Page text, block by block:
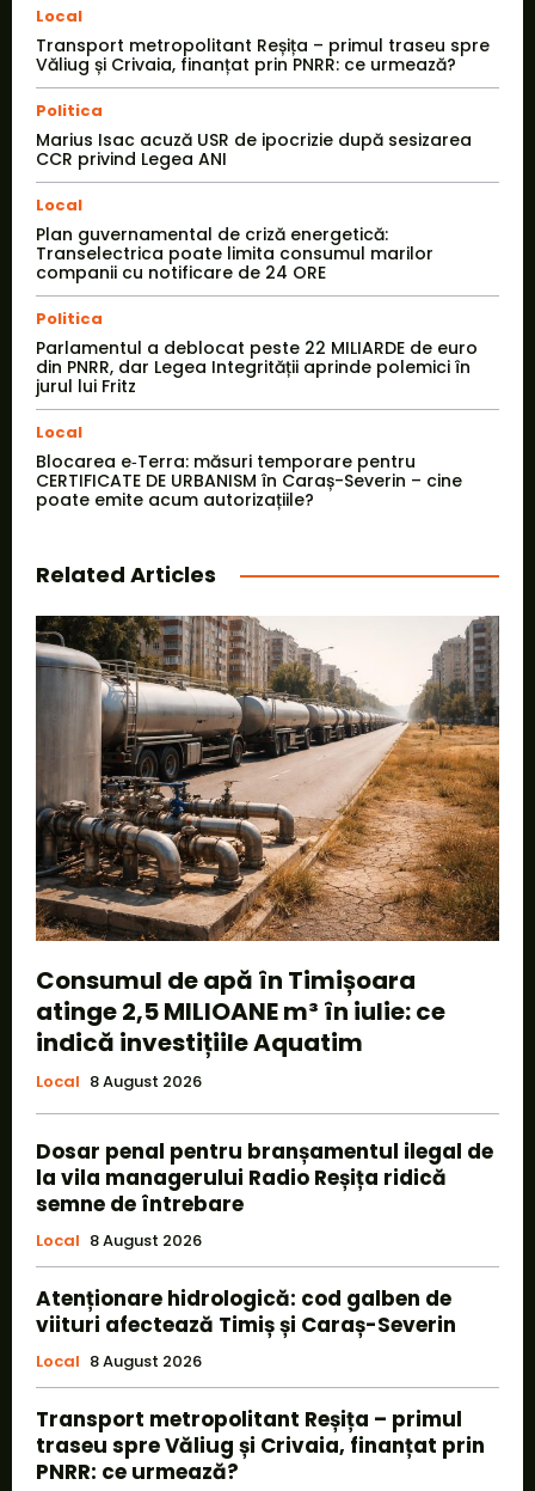
Local
Transport metropolitant Reșița – primul traseu spre
Văliug și Crivaia, finanțat prin PNRR: ce urmează?
Politica
Marius Isac acuză USR de ipocrizie după sesizarea
CCR privind Legea ANI
Local
Plan guvernamental de criză energetică:
Transelectrica poate limita consumul marilor
companii cu notificare de 24 ORE
Politica
Parlamentul a deblocat peste 22 MILIARDE de euro
din PNRR, dar Legea Integrității aprinde polemici în
jurul lui Fritz
Local
Blocarea e‑Terra: măsuri temporare pentru
CERTIFICATE DE URBANISM în Caraș-Severin – cine
poate emite acum autorizațiile?
Related Articles
Consumul de apă în Timișoara
atinge 2,5 MILIOANE m³ în iulie: ce
indică investițiile Aquatim
Local 8 August 2026
Dosar penal pentru branșamentul ilegal de
la vila managerului Radio Reșița ridică
semne de întrebare
Local 8 August 2026
Atenționare hidrologică: cod galben de
viituri afectează Timiș și Caraș-Severin
Local 8 August 2026
Transport metropolitant Reșița – primul
traseu spre Văliug și Crivaia, finanțat prin
PNRR: ce urmează?